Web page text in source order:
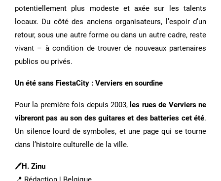
potentiellement plus modeste et axée sur les talents
locaux. Du côté des anciens organisateurs, l’espoir d’un
retour, sous une autre forme ou dans un autre cadre, reste
vivant – à condition de trouver de nouveaux partenaires
publics ou privés.
Un été sans FiestaCity : Verviers en sourdine
Pour la première fois depuis 2003, les rues de Verviers ne
vibreront pas au son des guitares et des batteries cet été.
Un silence lourd de symboles, et une page qui se tourne
dans l’histoire culturelle de la ville.
🖊H. Zinu